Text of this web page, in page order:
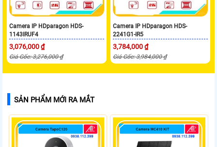
Camera IP HDparagon HDS-
1143IRUF4
3,076,000 ₫
Giá Gốc: 3,276,000 ₫
Camera IP HDparagon HDS-
2241G1-IR5
3,784,000 ₫
Giá Gốc: 3,984,000 ₫
SẢN PHẨM MỚI RA MẮT